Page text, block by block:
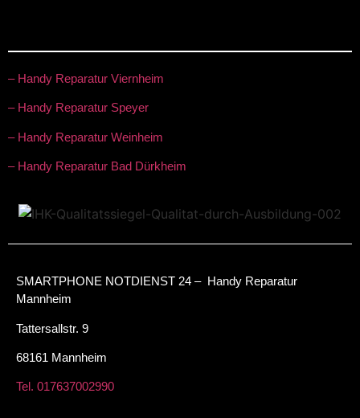
– Handy Reparatur Viernheim
– Handy Reparatur Speyer
– Handy Reparatur Weinheim
– Handy Reparatur Bad Dürkheim
SMARTPHONE NOTDIENST 24 – Handy Reparatur
Mannheim
Tattersallstr. 9
68161 Mannheim
Tel. 017637002990